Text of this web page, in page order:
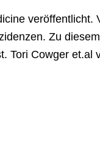
Zu
Tori Cowger